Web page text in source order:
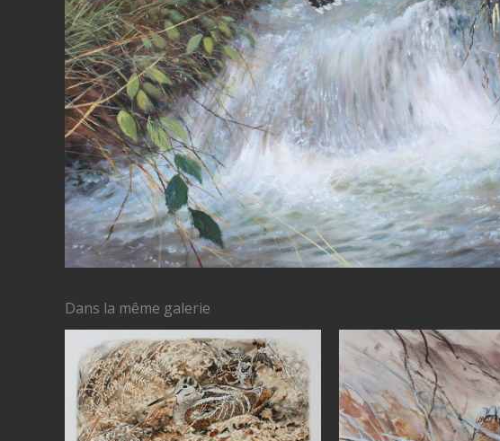
Dans la même galerie